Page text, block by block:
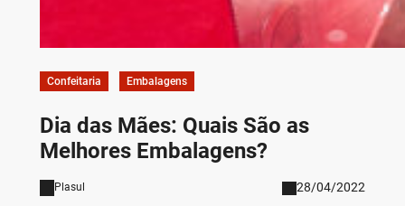
Confeitaria Embalagens
Dia das Mães: Quais São as
Melhores Embalagens?
Plasul 28/04/2022